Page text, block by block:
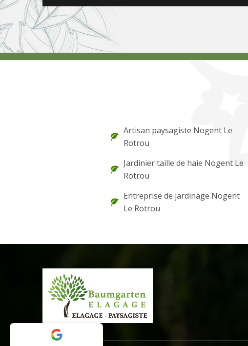
Artisan paysagiste Nogent Le
Rotrou
Jardinier taille de haie Nogent Le
Rotrou
Entreprise de jardinage Nogent
Le Rotrou